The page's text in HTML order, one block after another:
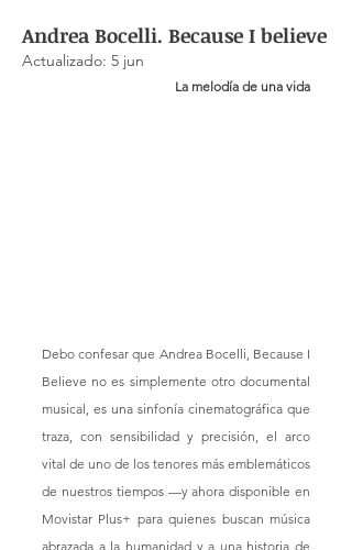
Andrea Bocelli. Because I believe
Actualizado: 5 jun
La melodía de una vida
Debo confesar que Andrea Bocelli, Because I
Believe no es simplemente otro documental
musical, es una sinfonía cinematográfica que
traza, con sensibilidad y precisión, el arco
vital de uno de los tenores más emblemáticos
de nuestros tiempos —y ahora disponible en
Movistar Plus+ para quienes buscan música
abrazada a la humanidad y a una historia de